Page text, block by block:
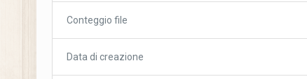
Conteggio file
Data di creazione